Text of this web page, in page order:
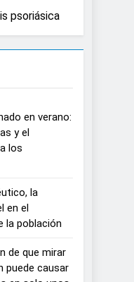
psoriásica
en verano:
y el
los
la
en el
la población
de que mirar
puede causar